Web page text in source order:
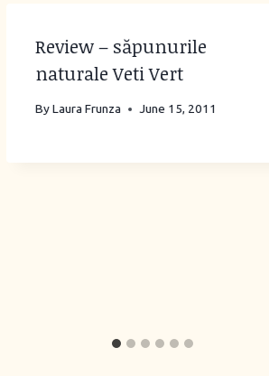
Review – săpunurile
naturale Veti Vert
By Laura Frunza June 15, 2011